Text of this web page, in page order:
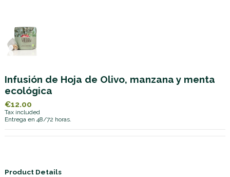
Infusión de Hoja de Olivo, manzana y menta
ecológica
€12.00
Tax included
Entrega en 48/72 horas.
Product Details